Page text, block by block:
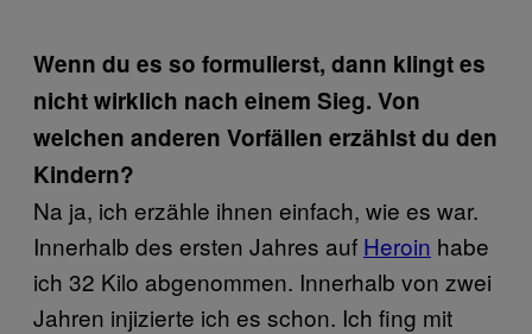
Wenn du es so formulierst, dann klingt es
nicht wirklich nach einem Sieg. Von
welchen anderen Vorfällen erzählst du den
Kindern?
Na ja, ich erzähle ihnen einfach, wie es war.
Innerhalb des ersten Jahres auf Heroin habe
ich 32 Kilo abgenommen. Innerhalb von zwei
Jahren injizierte ich es schon. Ich fing mit